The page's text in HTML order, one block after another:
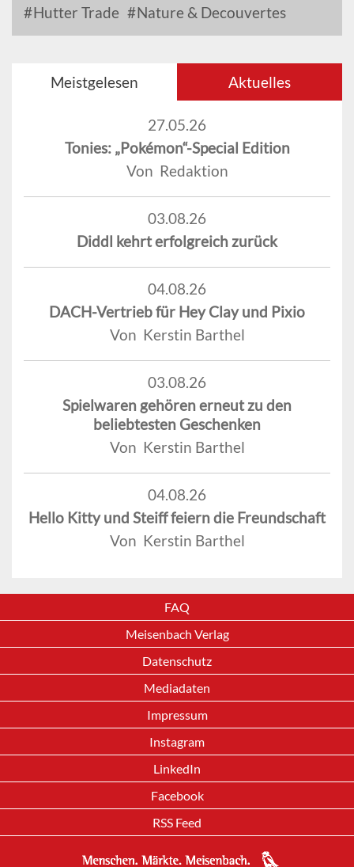
Hutter Trade
Nature & Decouvertes
Meistgelesen Aktuelles
27.05.26
Tonies: „Pokémon“-Special Edition
Von Redaktion
03.08.26
Diddl kehrt erfolgreich zurück
04.08.26
DACH-Vertrieb für Hey Clay und Pixio
Von Kerstin Barthel
03.08.26
Spielwaren gehören erneut zu den
beliebtesten Geschenken
Von Kerstin Barthel
04.08.26
Hello Kitty und Steiff feiern die Freundschaft
Von Kerstin Barthel
FAQ
Meisenbach Verlag
Datenschutz
Mediadaten
Impressum
Instagram
LinkedIn
Facebook
RSS Feed